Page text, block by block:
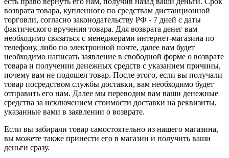
возврата товара, купленного по средствам дистанционной
торговли, согласно законодательству РФ - 7 дней с даты
фактического вручения товара. Для возврата денег вам
необходимо связаться с менеджерами интернет-магазина по
телефону, либо по электронной почте, далее вам будет
необходимо написать заявление в свободной форме о возврате
товара и получении денежных средств с указанием причины,
почему вам не подошел товар. После этого, если вы получали
товар посредством службы доставки, вам необходимо будет
отправить его нам. Далее мы переводим вам ваши денежные
средства за исключением стоимости доставки на реквизиты,
указанные вами в заявлении о возврате.
Если вы забирали товар самостоятельно из нашего магазина,
вы можете также принести его в магазин и получить ваши
деньги сразу.